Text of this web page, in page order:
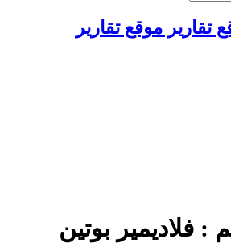
تقارير موقع تقارير
: فلاديمير بوتين